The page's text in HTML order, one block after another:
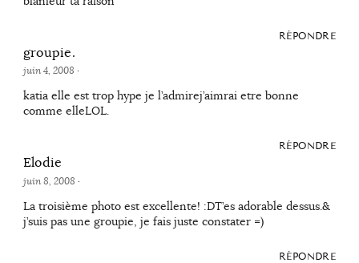
RÉPONDRE
groupie.
juin 4, 2008 ·
katia elle est trop hype je l’admirej’aimrai etre bonne
comme elleLOL.
RÉPONDRE
Elodie
juin 8, 2008 ·
La troisième photo est excellente! :DT’es adorable dessus.&
j’suis pas une groupie, je fais juste constater =)
RÉPONDRE